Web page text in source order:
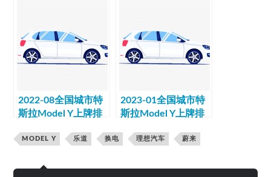
2022-08全国城市特
斯拉Model Y上牌排
2023-01全国城市特
斯拉Model Y上牌排
MODEL Y 乐道 换电 理想汽车 蔚来